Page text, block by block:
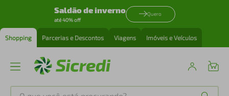
Saldão de inverno
até 40% off
Quero
Shopping Parcerias e Descontos Viagens Imóveis e Veículos
O que você está procurando?